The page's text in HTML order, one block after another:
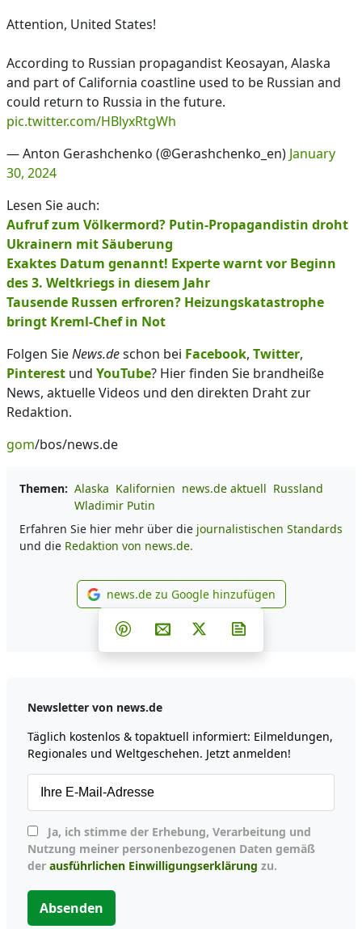
Attention, United States!
According to Russian propagandist Keosayan, Alaska
and part of California coastline used to be Russian and
could return to Russia in the future.
pic.twitter.com/HBlyxRtgWh
— Anton Gerashchenko (@Gerashchenko_en) January
30, 2024
Lesen Sie auch:
Aufruf zum Völkermord? Putin-Propagandistin droht
Ukrainern mit Säuberung
Exaktes Datum genannt! Experte warnt vor Beginn
des 3. Weltkriegs in diesem Jahr
Tausende Russen erfroren? Heizungskatastrophe
bringt Kreml-Chef in Not
Folgen SieNews.deschon bei Facebook, Twitter,
Pinterest und YouTube? Hier finden Sie brandheiße
News, aktuelle Videos und den direkten Draht zur
Redaktion.
gom/bos/news.de
Themen: Alaska Kalifornien news.de aktuell Russland
Wladimir Putin
Erfahren Sie hier mehr über die journalistischen Standards
und die Redaktion von news.de.
news.de zu Google
news.de zu Google hinzufügen
Teilen auf Facebook
Teilen auf Whatsapp
Teilen auf Telegram
Teilen auf Pinterest
Per E-Mail teilen
Post auf X
Newsletter von news.de
Täglich kostenlos & topaktuell informiert: Eilmeldungen,
Regionales und Weltgeschehen. Jetzt anmelden!
Nutzung meiner personenbezogenen Daten gemäß
der ausführlichen Einwilligungserklärung zu.
Absenden